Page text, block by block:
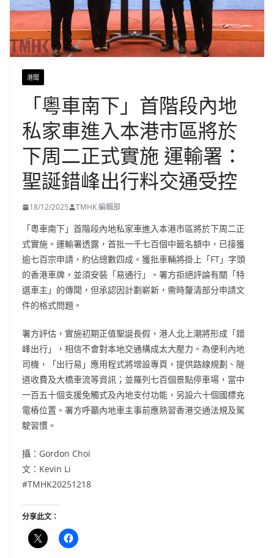
港聞
「粵車南下」首階段內地
私家車進入本港市區將於
下周二正式實施 運輸署：
聖誕錯峰出行料交通受控
18/12/2025 TMHK 編輯部
「粵車南下」首階段內地私家車進入本港市區將於下周二正
式實施。運輸署透露，首批一千七百個中籤名額中，已接獲
逾七百宗申請，約佔總數四成。獲批車輛將掛上「FT」字頭
的香港車牌，並須安裝「易通行」。署方拒絕評論有關「特
選車主」的傳聞，但承認因計劃嶄新，需時釐清部分申請文
件的格式問題。
署方評估，實施初期正值聖誕長假，港人北上潮將形成「錯
峰出行」，相信不會對本地交通構成太大壓力。為便利內地
司機，「出行易」應用程式將增設專頁，提供路線規劃、隧
道收費及大橋車流等資訊；並羅列七百個景點停車場，當中
一百五十個支援免觸式及內地支付功能，另設六十個國標充
電樁位置。署方呼籲內地車主事前應熟習香港交通法規及駕
駛習慣。
攝：Gordon Choi
文：Kevin Li
#TMHK20251218
分享此文：